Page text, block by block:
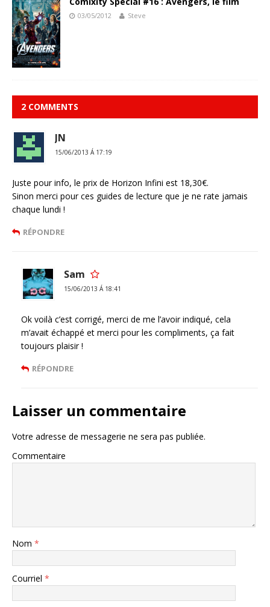
03/05/2012 Steve
2 COMMENTS
JN
15/06/2013 Á 17:19
Juste pour info, le prix de Horizon Infini est 18,30€.
Sinon merci pour ces guides de lecture que je ne rate jamais
chaque lundi !
RÉPONDRE
Sam
15/06/2013 Á 18:41
Ok voilà c’est corrigé, merci de me l’avoir indiqué, cela
m’avait échappé et merci pour les compliments, ça fait
toujours plaisir !
RÉPONDRE
Laisser un commentaire
Votre adresse de messagerie ne sera pas publiée.
Commentaire
Nom *
Courriel *